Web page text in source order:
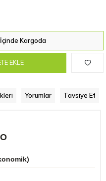
Kargoda
EKLE
Yorumlar Tavsiye Et